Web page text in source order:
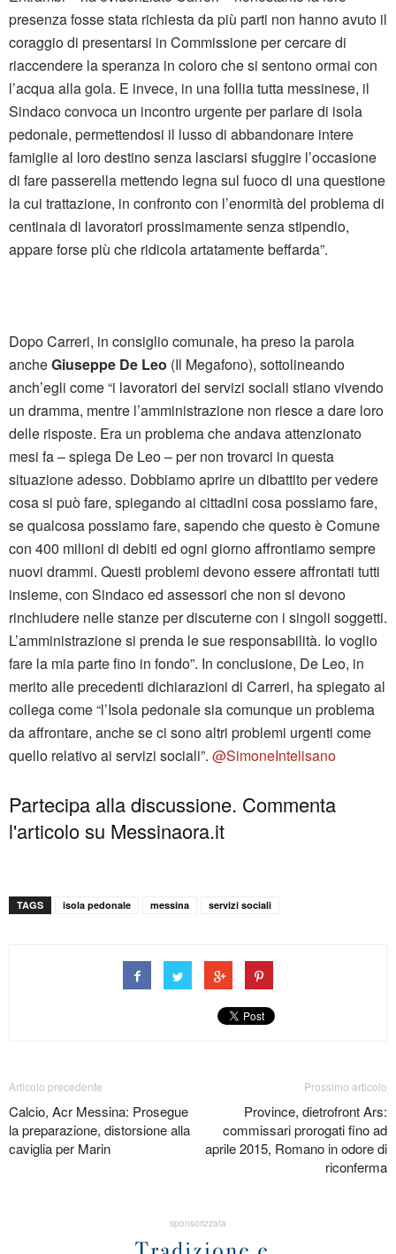
presenza fosse stata richiesta da più parti non hanno avuto il
coraggio di presentarsi in Commissione per cercare di
riaccendere la speranza in coloro che si sentono ormai con
l’acqua alla gola. E invece, in una follia tutta messinese, il
Sindaco convoca un incontro urgente per parlare di isola
pedonale, permettendosi il lusso di abbandonare intere
famiglie al loro destino senza lasciarsi sfuggire l’occasione
di fare passerella mettendo legna sul fuoco di una questione
la cui trattazione, in confronto con l’enormità del problema di
centinaia di lavoratori prossimamente senza stipendio,
appare forse più che ridicola artatamente beffarda”.
Dopo Carreri, in consiglio comunale, ha preso la parola
ancheGiuseppe De Leo (Il Megafono), sottolineando
anch’egli come “i lavoratori dei servizi sociali stiano vivendo
un dramma, mentre l’amministrazione non riesce a dare loro
delle risposte. Era un problema che andava attenzionato
mesi fa – spiega De Leo – per non trovarci in questa
situazione adesso. Dobbiamo aprire un dibattito per vedere
cosa si può fare, spiegando ai cittadini cosa possiamo fare,
se qualcosa possiamo fare, sapendo che questo è Comune
con 400 milioni di debiti ed ogni giorno affrontiamo sempre
nuovi drammi. Questi problemi devono essere affrontati tutti
insieme, con Sindaco ed assessori che non si devono
rinchiudere nelle stanze per discuterne con i singoli soggetti.
L’amministrazione si prenda le sue responsabilità. Io voglio
fare la mia parte fino in fondo”. In conclusione, De Leo, in
merito alle precedenti dichiarazioni di Carreri, ha spiegato al
collega come “l’Isola pedonale sia comunque un problema
da affrontare, anche se ci sono altri problemi urgenti come
quello relativo ai servizi sociali”. @SimoneIntelisano
Partecipa alla discussione. Commenta
l'articolo su Messinaora.it
TAGS isola pedonale messina servizi sociali
Articolo precedente
Calcio, Acr Messina: Prosegue
la preparazione, distorsione alla
caviglia per Marin
Prossimo articolo
Province, dietrofront Ars:
commissari prorogati fino ad
aprile 2015, Romano in odore di
riconferma
sponsorizzata